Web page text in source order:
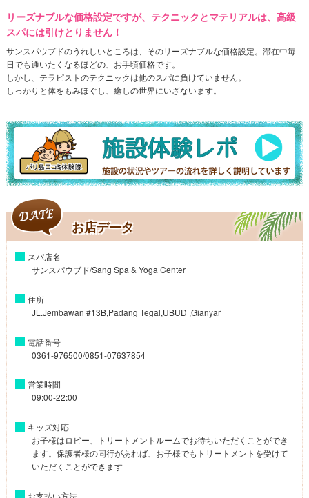
リーズナブルな価格設定ですが、テクニックとマテリアルは、高級
スパには引けとりません！
サンスパウブドのうれしいところは、そのリーズナブルな価格設定。滞在中毎
日でも通いたくなるほどの、お手頃価格です。
しかし、テラピストのテクニックは他のスパに負けていません。
しっかりと体をもみほぐし、癒しの世界にいざないます。
お店データ
スパ店名
サンスパウブド/Sang Spa & Yoga Center
住所
JL.Jembawan #13B,Padang Tegal,UBUD ,Gianyar
電話番号
0361-976500/0851-07637854
営業時間
09:00-22:00
キッズ対応
お子様はロビー、トリートメントルームでお待ちいただくことができ
ます。保護者様の同行があれば、お子様でもトリートメントを受けて
いただくことができます
お支払い方法